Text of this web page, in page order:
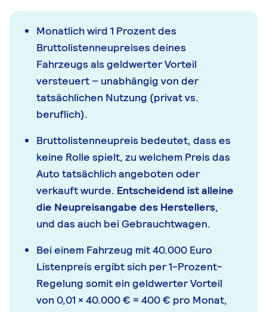
Monatlich wird 1 Prozent des
Bruttolistenneupreises deines
Fahrzeugs als geldwerter Vorteil
versteuert – unabhängig von der
tatsächlichen Nutzung (privat vs.
beruflich).
Bruttolistenneupreis bedeutet, dass es
keine Rolle spielt, zu welchem Preis das
Auto tatsächlich angeboten oder
verkauft wurde. Entscheidend ist alleine
die Neupreisangabe des Herstellers,
und das auch bei Gebrauchtwagen.
Bei einem Fahrzeug mit 40.000 Euro
Listenpreis ergibt sich per 1-Prozent-
Regelung somit ein geldwerter Vorteil
von 0,01 × 40.000 € = 400 € pro Monat,